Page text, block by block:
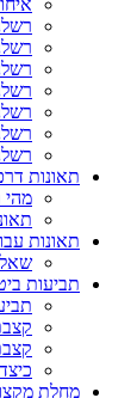
תאונות
מהי
תאונות
תביעות
מחלת